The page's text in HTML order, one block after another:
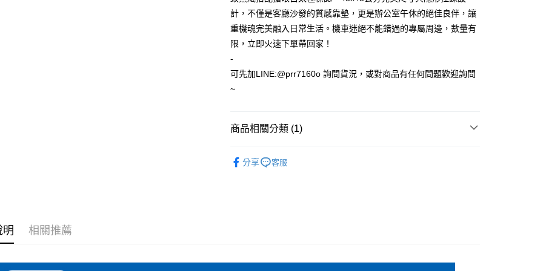
每筆NT$60，滿NT$1,000(含以上)免運費
宅配
每筆NT$100，滿NT$1,000(含以上)免運費
計，不僅是客廳沙發的質感靠墊，更是辦公室午休的絕佳良伴，讓
重機魂完美融入日常生活。機車迷絕不能錯過的專屬周邊，數量有
限，立即火速下單帶回家！
-
可先加LINE:@prr7160o 詢問貨況，或對商品有任何問題歡迎詢問
~
商品相關分類 (1)
分享
客服
明 相關推薦